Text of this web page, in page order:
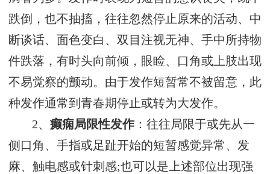
跌倒，也不抽搐，往往忽然停止原来的活动、中
断谈话、面色变白、双目注视无神、手中所持物
件跌落，有时头向前倾，眼睑、口角或上肢出现
不易觉察的颤动。由于发作短暂常不被留意，此
种发作通常到青春期停止或转为大发作。
2、癫痫局限性发作：往往局限于或先从一
侧口角、手指或足趾开始的短暂感觉异常、发
麻、触电感或针刺感;也可以是上述部位出现强